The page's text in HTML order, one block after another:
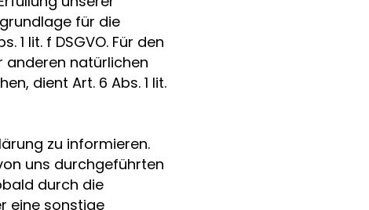
für die
lit. f DSGVO. Für den
anderen natürlichen
dient Art. 6 Abs. 1 lit.
zu informieren.
uns durchgeführten
durch die
eine sonstige